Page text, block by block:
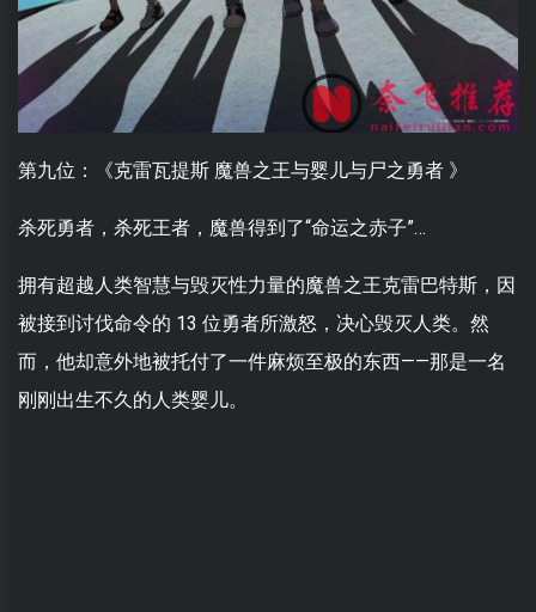
第九位：《克雷瓦提斯 魔兽之王与婴儿与尸之勇者 》
杀死勇者，杀死王者，魔兽得到了“命运之赤子”…
拥有超越人类智慧与毁灭性力量的魔兽之王克雷巴特斯，因
被接到讨伐命令的 13 位勇者所激怒，决心毁灭人类。然
而，他却意外地被托付了一件麻烦至极的东西——那是一名
刚刚出生不久的人类婴儿。